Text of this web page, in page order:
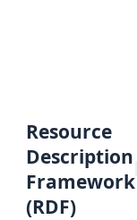
Resource
Description
Framework
(RDF)